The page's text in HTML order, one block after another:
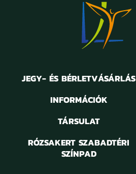
JEGY- ÉS BÉRLETVÁSÁRLÁS
INFORMÁCIÓK
TÁRSULAT
RÓZSAKERT SZABADTÉRI
SZÍNPAD